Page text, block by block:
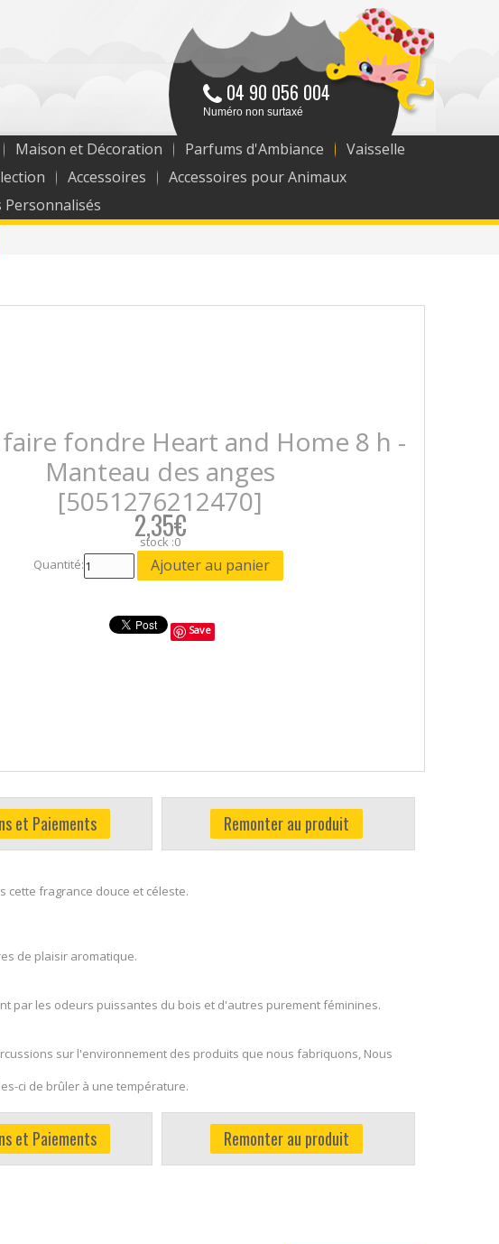
04 90 056 004
Numéro non surtaxé
Maison et Décoration Parfums d'Ambiance
Vaisselle
Accessoires
Accessoires pour Animaux
Personnalisés
faire fondre Heart and Home 8 h -
Manteau des anges
[5051276212470]
2,35€
stock :0
Quantité:
Save
et Paiements Remonter au produit
cette fragrance douce et céleste.
de plaisir aromatique.
par les odeurs puissantes du bois et d'autres purement féminines.
sur l'environnement des produits que nous fabriquons, Nous
ci de brûler à une température.
et Paiements Remonter au produit